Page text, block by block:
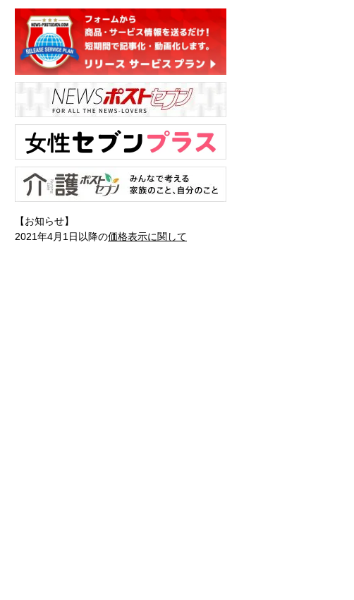
【お知らせ】
2021年4月1日以降の価格表示に関して